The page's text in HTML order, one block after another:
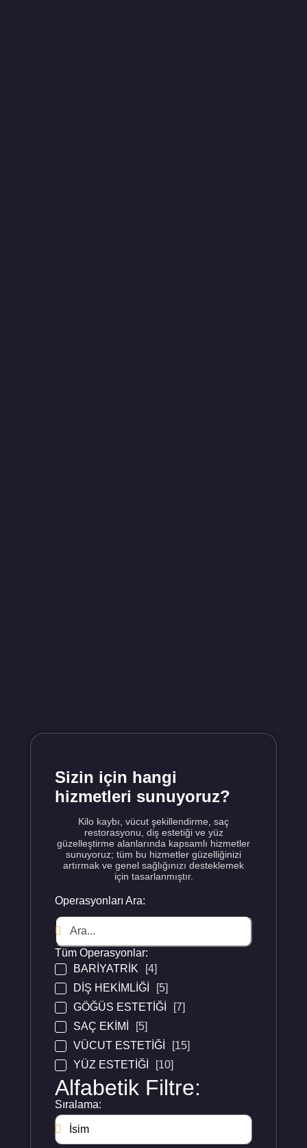
Sizin için hangi
hizmetleri sunuyoruz?
Kilo kaybı, vücut şekillendirme, saç
restorasyonu, diş estetiği ve yüz
güzelleştirme alanlarında kapsamlı hizmetler
sunuyoruz; tüm bu hizmetler güzelliğinizi
artırmak ve genel sağlığınızı desteklemek
için tasarlanmıştır.
Operasyonları Ara:
Tüm Operasyonlar:
BARIYATRIK
[4]
DIŞ HEKIMLIĞI
[5]
GÖĞÜS ESTETIĞI
[7]
SAÇ EKIMI
[5]
VÜCUT ESTETIĞI
[15]
YÜZ ESTETIĞI
[10]
Alfabetik Filtre:
Sıralama: